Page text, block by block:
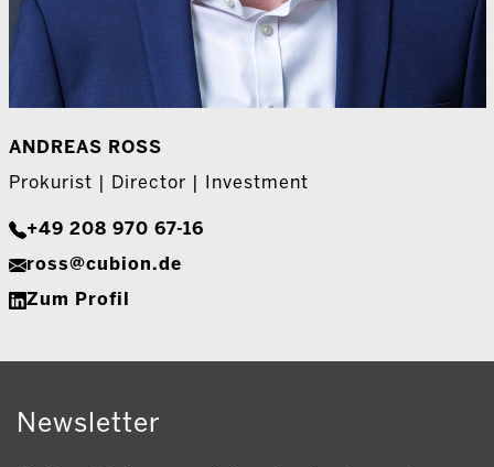
ANDREAS ROSS
Prokurist | Director | Investment
+49 208 970 67-16
ross@cubion.de
Zum Profil
Newsletter